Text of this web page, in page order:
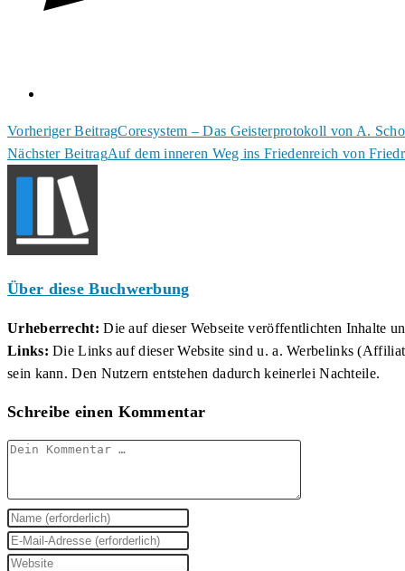
Weitere
Artikel
ansehen
Vorheriger BeitragCoresystem – Das Geisterprotokoll von A.
Nächster BeitragAuf dem inneren Weg ins Friedenreich von
Über diese Buchwerbung
Urheberrecht: Die auf dieser Webseite veröffentlichten Inhalte
Links: Die Links auf dieser Website sind u. a. Werbelinks
sein kann. Den Nutzern entstehen dadurch keinerlei Nachteile.
Schreibe einen Kommentar
Kommentar
Gib
deinen
Namen
Gib
deine
Gib